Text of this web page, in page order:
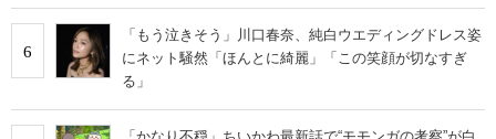
6
「もう泣きそう」川口春奈、純白ウエディングドレス姿
にネット騒然「ほんとに綺麗」「この笑顔が切なすぎ
る」